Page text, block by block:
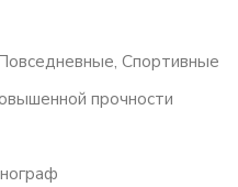
Спортивные
прочности